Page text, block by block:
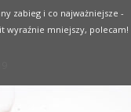
zabieg i co najważniejsze -
wyraźnie mniejszy, polecam!